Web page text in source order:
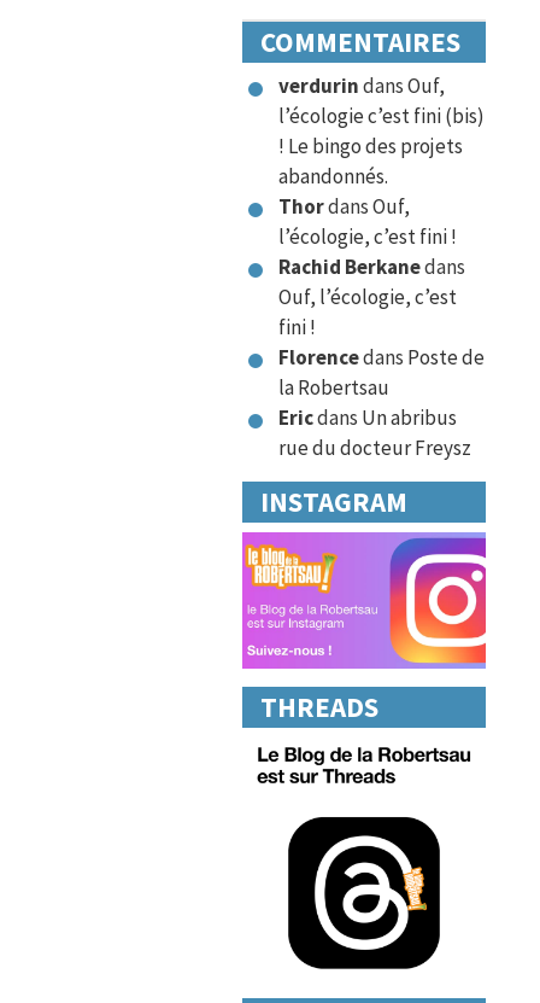
COMMENTAIRES
verdurindansOuf,
l’écologie c’est fini (bis)
! Le bingo des projets
abandonnés.
ThordansOuf,
l’écologie, c’est fini !
Rachid Berkanedans
Ouf, l’écologie, c’est
fini !
Florencedans Poste de
la Robertsau
Ericdans Un abribus
rue du docteur Freysz
INSTAGRAM
THREADS